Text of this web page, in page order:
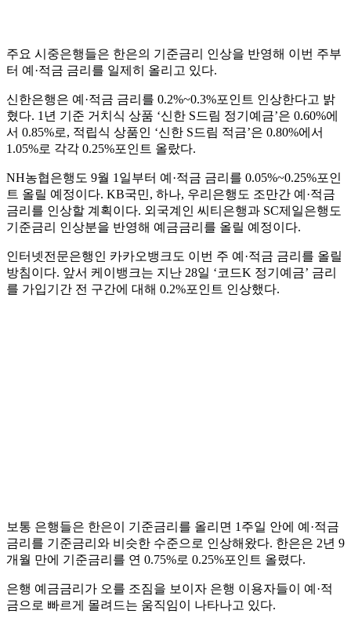
주요 시중은행들은 한은의 기준금리 인상을 반영해 이번 주부
터 예·적금 금리를 일제히 올리고 있다.
신한은행은 예·적금 금리를 0.2%~0.3%포인트 인상한다고 밝
혔다. 1년 기준 거치식 상품 ‘신한 S드림 정기예금’은 0.60%에
서 0.85%로, 적립식 상품인 ‘신한 S드림 적금’은 0.80%에서
1.05%로 각각 0.25%포인트 올랐다.
NH농협은행도 9월 1일부터 예·적금 금리를 0.05%~0.25%포인
트 올릴 예정이다. KB국민, 하나, 우리은행도 조만간 예·적금
금리를 인상할 계획이다. 외국계인 씨티은행과 SC제일은행도
기준금리 인상분을 반영해 예금금리를 올릴 예정이다.
인터넷전문은행인 카카오뱅크도 이번 주 예·적금 금리를 올릴
방침이다. 앞서 케이뱅크는 지난 28일 ‘코드K 정기예금’ 금리
를 가입기간 전 구간에 대해 0.2%포인트 인상했다.
보통 은행들은 한은이 기준금리를 올리면 1주일 안에 예·적금
금리를 기준금리와 비슷한 수준으로 인상해왔다. 한은은 2년 9
개월 만에 기준금리를 연 0.75%로 0.25%포인트 올렸다.
은행 예금금리가 오를 조짐을 보이자 은행 이용자들이 예·적
금으로 빠르게 몰려드는 움직임이 나타나고 있다.